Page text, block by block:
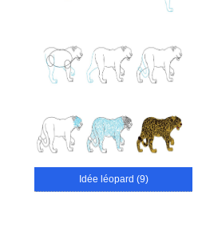
Idée léopard (9)